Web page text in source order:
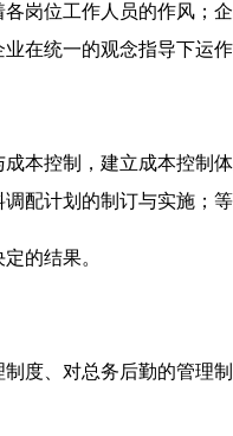
岗位工作人员的作风；
在统一的观念指导下运作
本控制，建立成本控制
配计划的制订与实施；等
的结果。
度、对总务后勤的管理